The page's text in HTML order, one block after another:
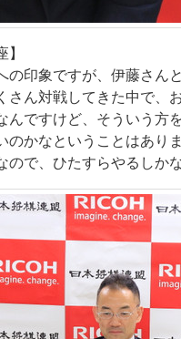
】
の印象ですが、伊藤さ
さん対戦してきた中で、
んですけど、そういう方
のかなということはあり
ので、ひたすらやるしか